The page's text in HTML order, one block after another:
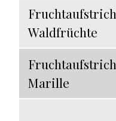
Fruchtaufstrich
Waldfrüchte
Fruchtaufstrich
Marille